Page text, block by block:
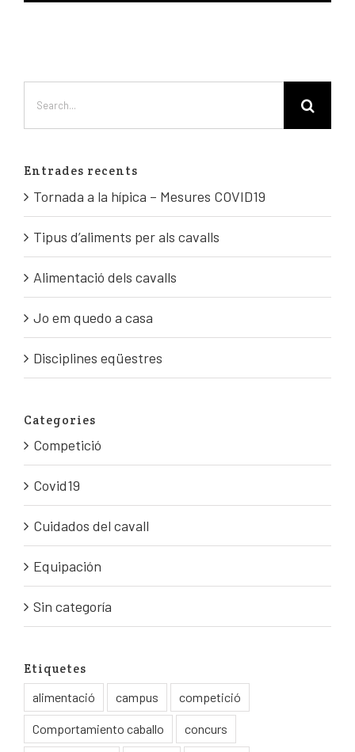
Entrades recents
Tornada a la hípica – Mesures COVID19
Tipus d’aliments per als cavalls
Alimentació dels cavalls
Jo em quedo a casa
Disciplines eqüestres
Categories
Competició
Covid19
Cuidados del cavall
Equipación
Sin categoría
Etiquetes
alimentació
campus competició
Comportamiento caballo concurs